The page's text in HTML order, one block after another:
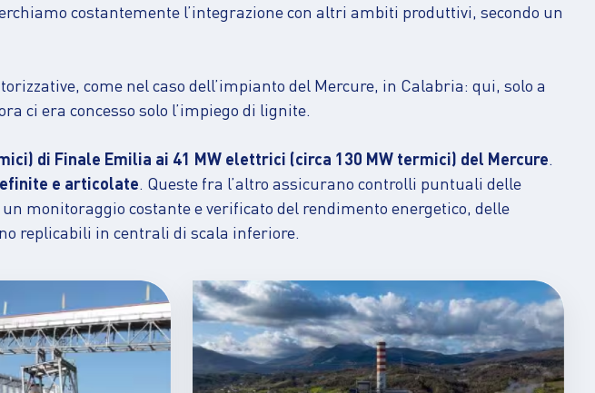
costantemente l’integrazione con altri ambiti produttivi, secondo un
come nel caso dell’impianto del Mercure, in Calabria: qui, solo a
ci era concesso solo l’impiego di lignite.
di Finale Emilia ai 41 MW elettrici (circa 130 MW termici) del Mercure.
e articolate. Queste fra l’altro assicurano controlli puntuali delle
monitoraggio costante e verificato del rendimento energetico, delle
replicabili in centrali di scala inferiore.